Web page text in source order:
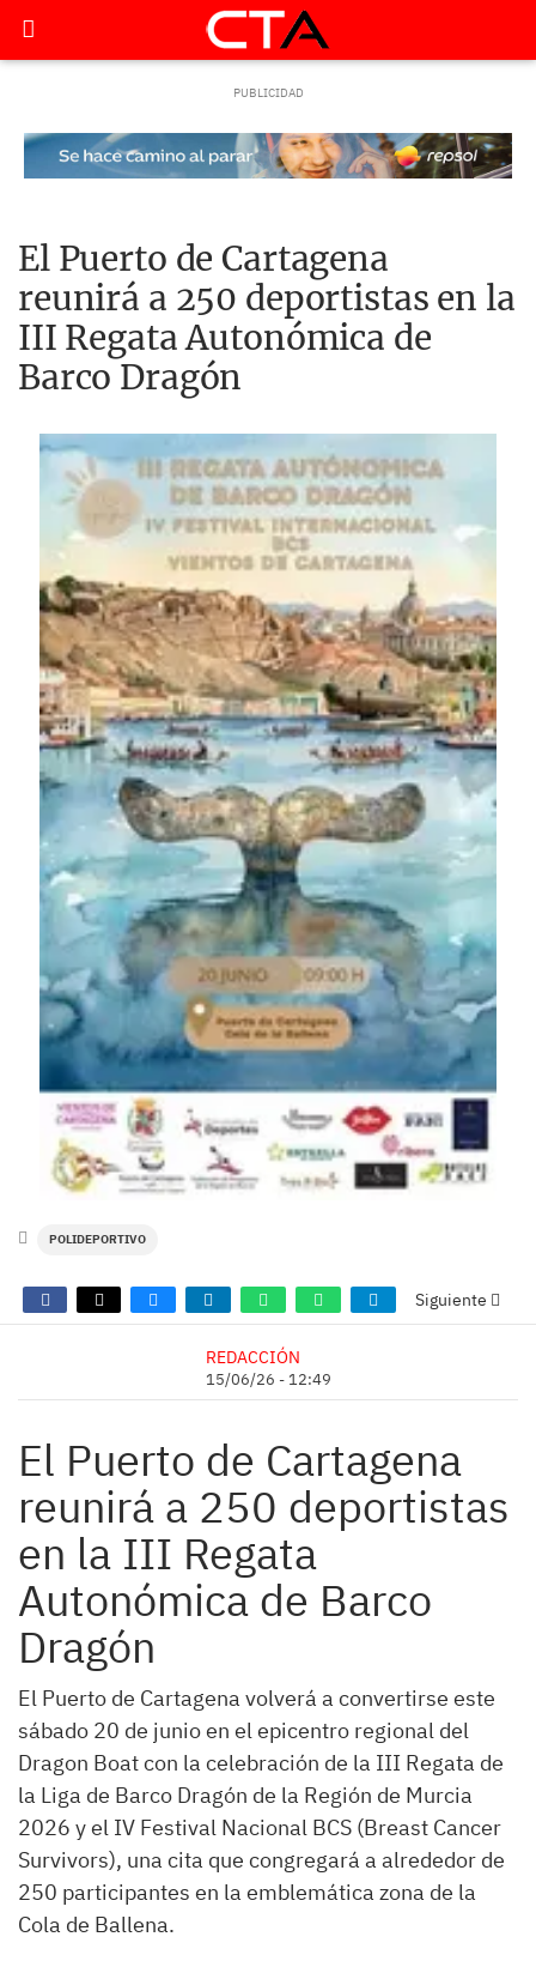
El Puerto de Cartagena
reunirá a 250 deportistas en la
III Regata Autonómica de
Barco Dragón
POLIDEPORTIVO
Siguiente
REDACCIÓN
15/06/26 - 12:49
El Puerto de Cartagena
reunirá a 250 deportistas
en la III Regata
Autonómica de Barco
Dragón
El Puerto de Cartagena volverá a convertirse este
sábado 20 de junio en el epicentro regional del
Dragon Boat con la celebración de la III Regata de
la Liga de Barco Dragón de la Región de Murcia
2026 y el IV Festival Nacional BCS (Breast Cancer
Survivors), una cita que congregará a alrededor de
250 participantes en la emblemática zona de la
Cola de Ballena.